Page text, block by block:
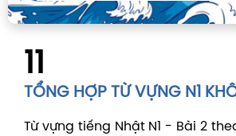
11
TỔNG HỢP TỪ VỰNG N1
Từ vựng tiếng Nhật N1 - Bài 2